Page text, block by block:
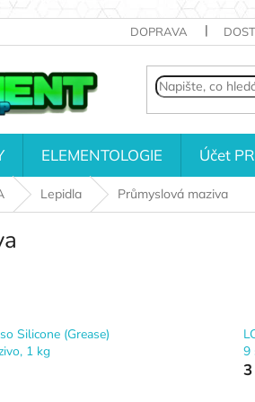
DOPRAVA
ELEMENTOLOGIE Účet
Lepidla Průmyslová maziva
Silicone (Grease)
1 kg
9